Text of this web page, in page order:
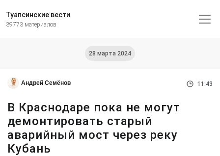
Туапсинские вести
39773 материалов
28 марта 2024
Андрей Семёнов 11:43
В Краснодаре пока не могут
демонтировать старый
аварийный мост через реку
Кубань